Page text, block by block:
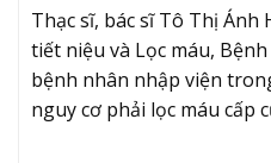
Thạc sĩ, bác sĩ Tô Thị
tiết niệu và Lọc máu,
bệnh nhân nhập viện
nguy cơ phải lọc máu cấp